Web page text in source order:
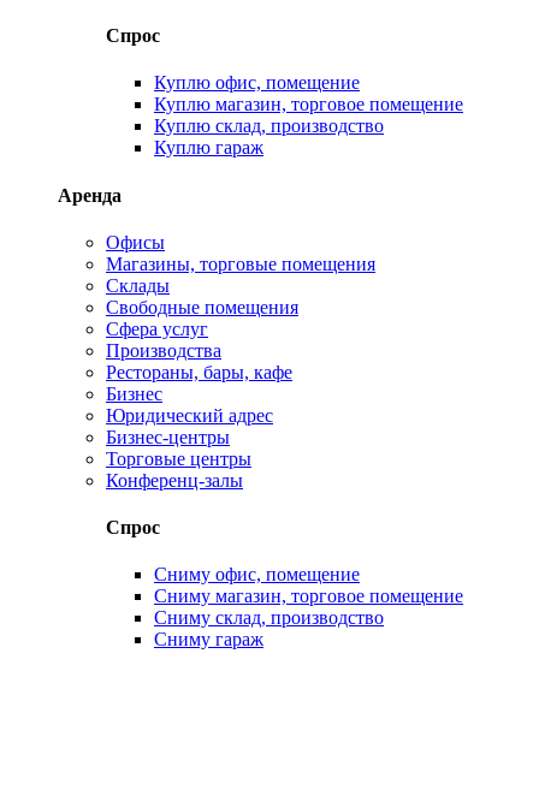
Спрос
Куплю офис, помещение
Куплю магазин, торговое помещение
Куплю склад, производство
Куплю гараж
Аренда
Офисы
Магазины, торговые помещения
Склады
Свободные помещения
Сфера услуг
Производства
Рестораны, бары, кафе
Бизнес
Юридический адрес
Бизнес-центры
Торговые центры
Конференц-залы
Спрос
Сниму офис, помещение
Сниму магазин, торговое помещение
Сниму склад, производство
Сниму гараж